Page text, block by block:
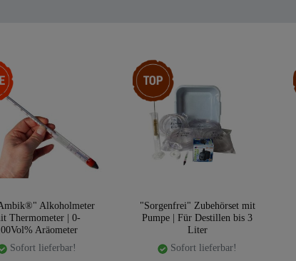
Alkoholmeter
Thermometer | 0-
Aräometer
Sofort lieferbar!
Top-Artikel
"Sorgenfrei" Zubehörset mit
Pumpe | Für Destillen bis 3
Liter
Sofort lieferbar!